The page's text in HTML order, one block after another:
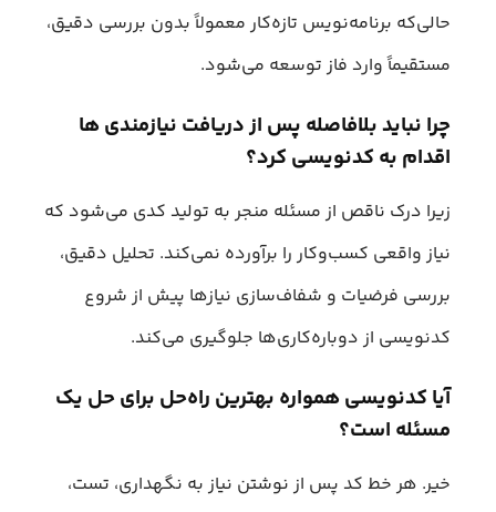
حالی‌که برنامه‌نویس تازه‌کار معمولاً بدون بررسی دقیق،
مستقیماً وارد فاز توسعه می‌شود.
چرا نباید بلافاصله پس از دریافت نیازمندی‌ ها
اقدام به کدنویسی کرد؟
زیرا درک ناقص از مسئله منجر به تولید کدی می‌شود که
نیاز واقعی کسب‌وکار را برآورده نمی‌کند. تحلیل دقیق،
بررسی فرضیات و شفاف‌سازی نیازها پیش از شروع
کدنویسی از دوباره‌کاری‌ها جلوگیری می‌کند.
آیا کدنویسی همواره بهترین راه‌حل برای حل یک
مسئله است؟
خیر. هر خط کد پس از نوشتن نیاز به نگهداری، تست،